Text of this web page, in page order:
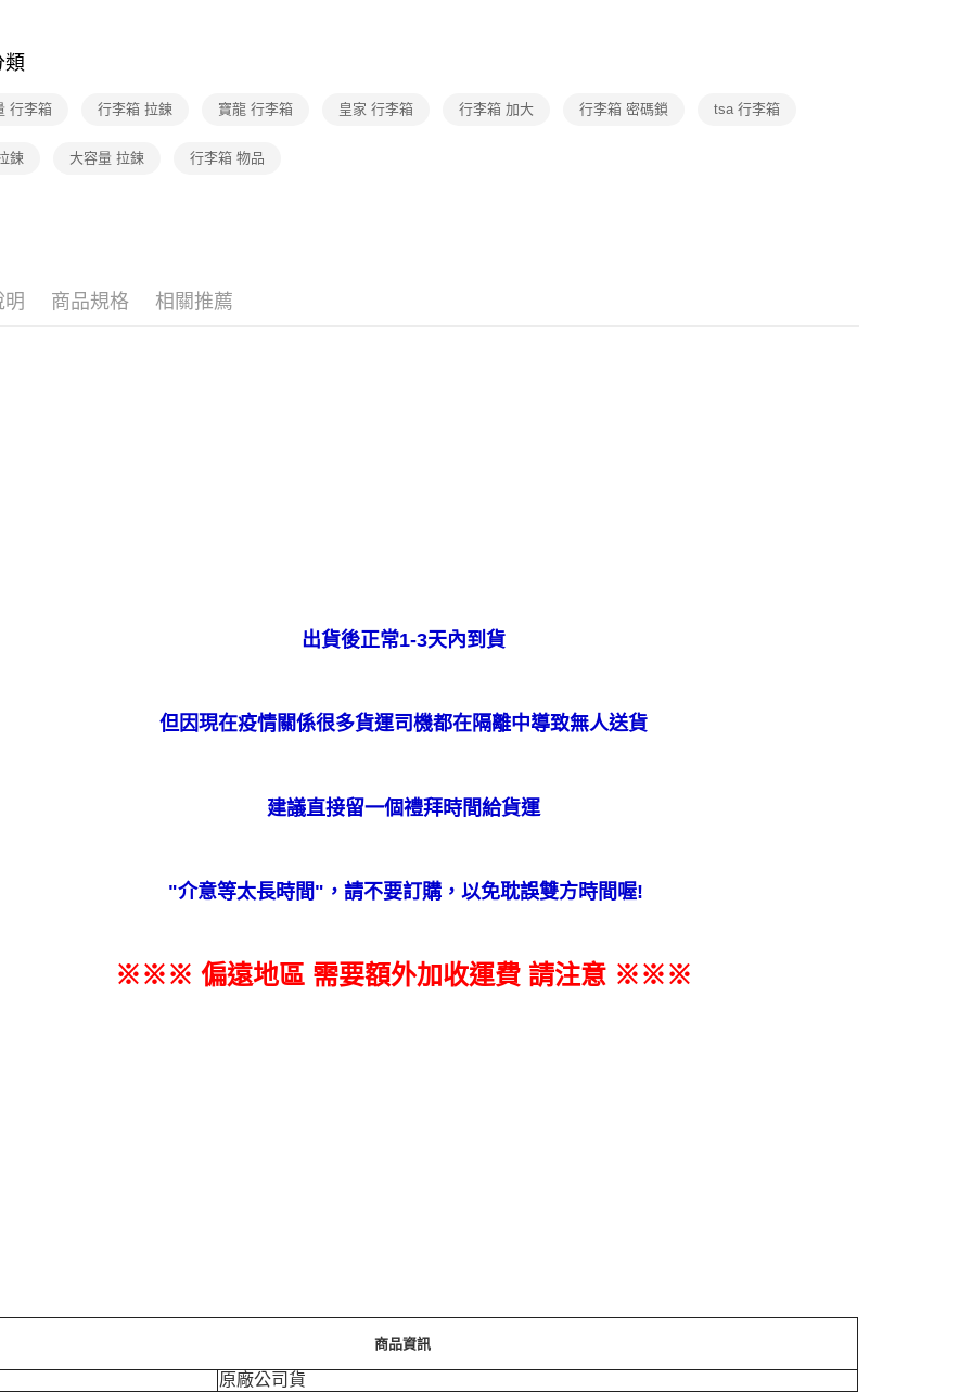
類
行李箱 行李箱 拉鍊 寶龍 行李箱 皇家 行李箱 行李箱 加大 行李箱 密碼鎖 tsa 行李箱
鍊 大容量 拉鍊 行李箱 物品
明 商品規格 相關推薦
出貨後正常1-3天內到貨
但因現在疫情關係很多貨運司機都在隔離中導致無人送貨
建議直接留一個禮拜時間給貨運
"介意等太長時間" ，請不要訂購，以免耽誤雙方時間喔!
※※※ 偏遠地區 需要額外加收運費 請注意 ※※※
商品資訊
原廠公司貨